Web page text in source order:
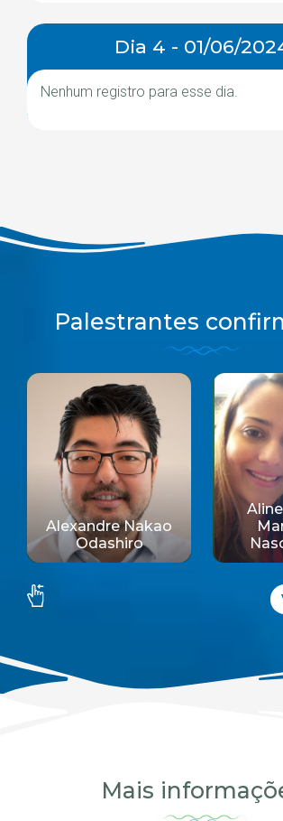
Dia 4 - 01/06/
Nenhum registro para esse dia.
Palestrantes
Alexandre Nakao
Odashiro
Mais